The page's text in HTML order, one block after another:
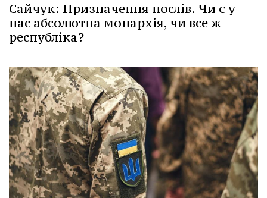
Сайчук: Призначення послів. Чи є у
нас абсолютна монархія, чи все ж
республіка?